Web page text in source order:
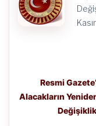
Resmi
Alacakların
Değişiklik